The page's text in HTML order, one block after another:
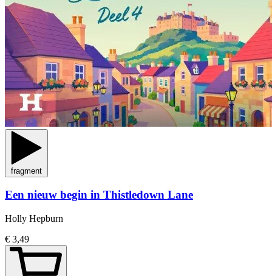
fragment
Een nieuw begin in Thistledown Lane
Holly Hepburn
€ 3,49